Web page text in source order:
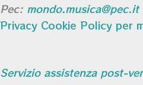
Pec: mondo.musica@pec.it
Privacy Cookie Policy per
Servizio assistenza post-